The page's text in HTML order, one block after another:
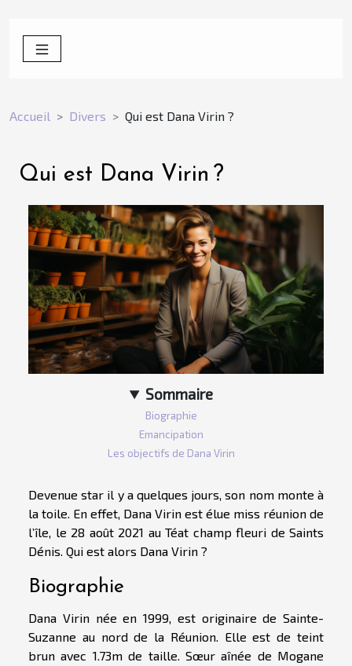
Accueil Divers Qui est Dana Virin ?
Qui est Dana Virin ?
Sommaire
Biographie
Emancipation
Les objectifs de Dana Virin
Devenue star il y a quelques jours, son nom monte à
la toile. En effet, Dana Virin est élue miss réunion de
l’île, le 28 août 2021 au Téat champ fleuri de Saints
Dénis. Qui est alors Dana Virin ?
Biographie
Dana Virin née en 1999, est originaire de Sainte-
Suzanne au nord de la Réunion. Elle est de teint
brun avec 1.73m de taille. Sœur aînée de Mogane